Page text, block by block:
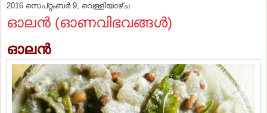
2016 സെപ്റ്റംബർ 9, വെള്ളിയാഴ്‌ച
ഓലന്‍ (ഓണവിഭവങ്ങള്‍)
ഓലന്‍